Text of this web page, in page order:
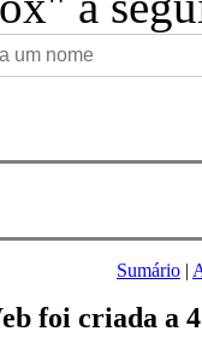
Sumário |
foi criada a